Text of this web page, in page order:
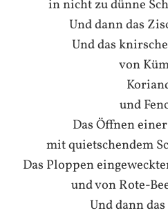
in nicht zu dünne
Und dann das
Und das
von
und
Das Öffnen
mit quietschendem
Das Ploppen
und von Rote-
Und dann